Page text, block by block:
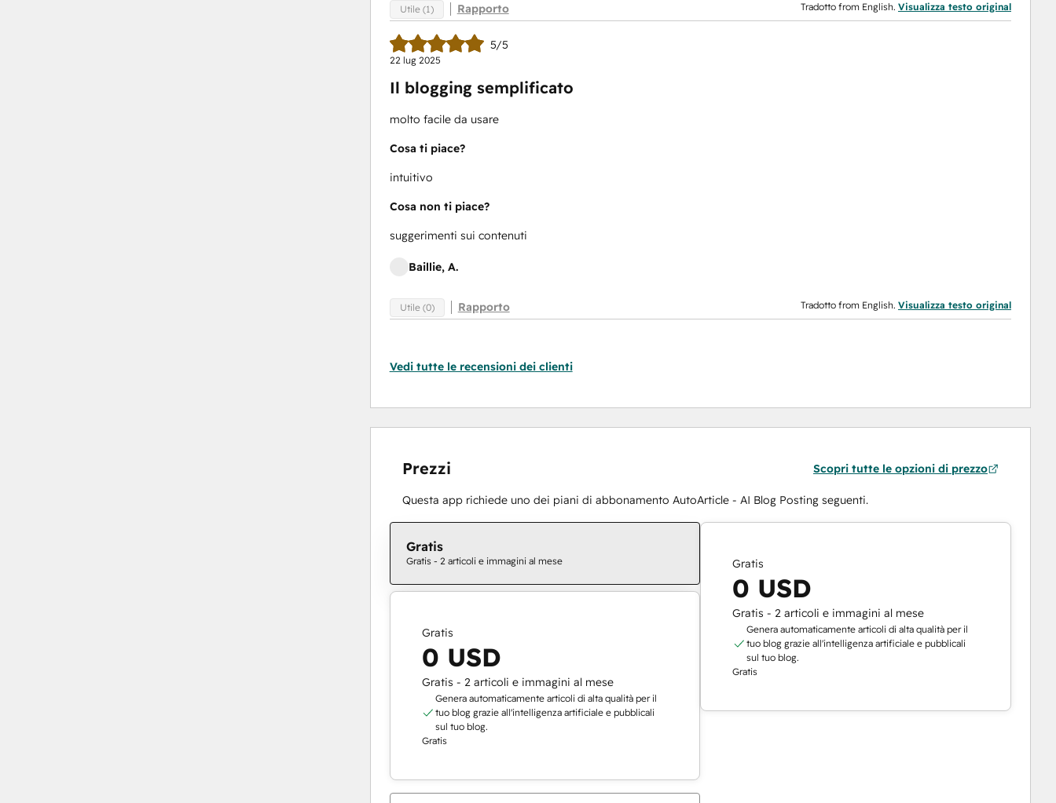
Utile (1) Rapporto Tradotto from English. Visualizza testo original
5/5
22 lug 2025
Il blogging semplificato
molto facile da usare
Cosa ti piace?
intuitivo
Cosa non ti piace?
suggerimenti sui contenuti
Baillie, A.
Utile (0) Rapporto Tradotto from English. Visualizza testo original
Vedi tutte le recensioni dei clienti
Prezzi Scopri tutte le opzioni di prezzo
Questa app richiede uno dei piani di abbonamento AutoArticle - AI Blog Posting seguenti.
Gratis
Gratis - 2 articoli e immagini al mese
Gratis
0 USD
Gratis - 2 articoli e immagini al mese
Genera automaticamente articoli di alta qualità per il
tuo blog grazie all'intelligenza artificiale e pubblicali
sul tuo blog.
Gratis
Gratis
0 USD
Gratis - 2 articoli e immagini al mese
Genera automaticamente articoli di alta qualità per il
tuo blog grazie all'intelligenza artificiale e pubblicali
sul tuo blog.
Gratis